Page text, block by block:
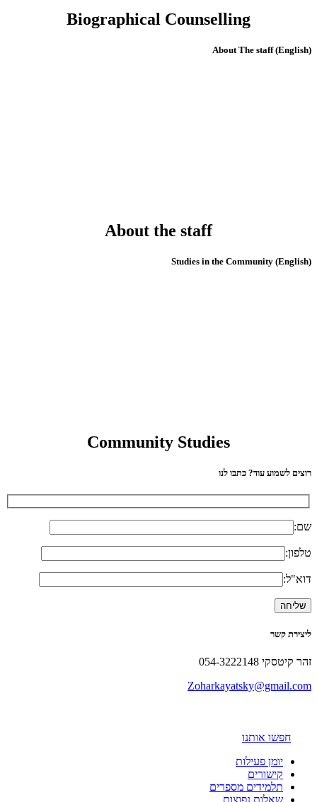
Biographical Counselling
(English) About The staff
About the staff
(English) Studies in the Community
Community Studies
רוצים לשמוע עוד? כתבו לנו
שם:
טלפון:
דוא"ל:
ליצירת קשר
זהר קיטסקי 054-3222148
Zoharkayatsky@gmail.com
חפשו אותנו
יומן פעילות
קישורים
תלמידים מספרים